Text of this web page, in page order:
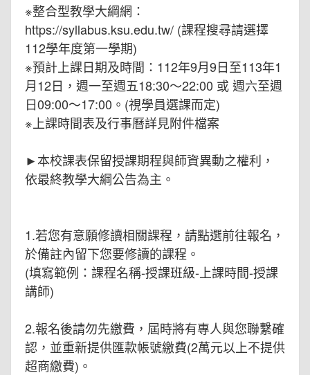
※整合型教學大綱網：
https://syllabus.ksu.edu.tw/ (課程搜尋請選擇
112學年度第一學期)
※預計上課日期及時間：112年9月9日至113年1
月12日，週一至週五18:30～22:00 或 週六至週
日09:00～17:00。(視學員選課而定)
※上課時間表及行事曆詳見附件檔案
►本校課表保留授課期程與師資異動之權利，
依最終教學大綱公告為主。
1.若您有意願修讀相關課程，請點選前往報名，
於備註內留下您要修讀的課程。
(填寫範例：課程名稱-授課班級-上課時間-授課
講師)
2.報名後請勿先繳費，屆時將有專人與您聯繫確
認，並重新提供匯款帳號繳費(2萬元以上不提供
超商繳費)。